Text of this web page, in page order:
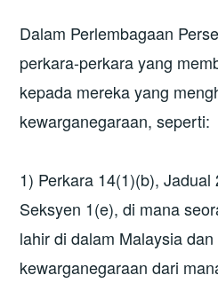
Dalam Perlembagaan
perkara-perkara yang
kepada mereka yang
kewarganegaraan, seperti:
1) Perkara 14(1)(b), Jadual
Seksyen 1(e), di mana
lahir di dalam Malaysia
kewarganegaraan dari